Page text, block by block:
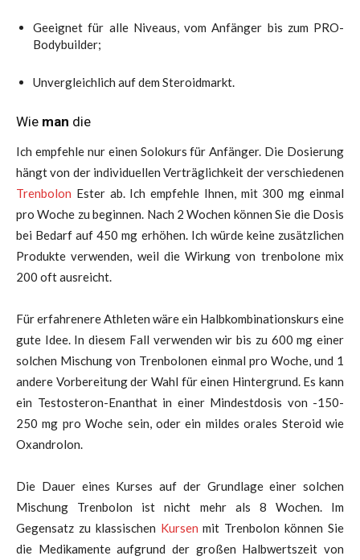
Geeignet für alle Niveaus, vom Anfänger bis zum PRO-
Bodybuilder;
Unvergleichlich auf dem Steroidmarkt.
Wie man die
Ich empfehle nur einen Solokurs für Anfänger. Die Dosierung
hängt von der individuellen Verträglichkeit der verschiedenen
Trenbolon Ester ab. Ich empfehle Ihnen, mit 300 mg einmal
pro Woche zu beginnen. Nach 2 Wochen können Sie die Dosis
bei Bedarf auf 450 mg erhöhen. Ich würde keine zusätzlichen
Produkte verwenden, weil die Wirkung von trenbolone mix
200 oft ausreicht.
Für erfahrenere Athleten wäre ein Halbkombinationskurs eine
gute Idee. In diesem Fall verwenden wir bis zu 600 mg einer
solchen Mischung von Trenbolonen einmal pro Woche, und 1
andere Vorbereitung der Wahl für einen Hintergrund. Es kann
ein Testosteron-Enanthat in einer Mindestdosis von -150-
250 mg pro Woche sein, oder ein mildes orales Steroid wie
Oxandrolon.
Die Dauer eines Kurses auf der Grundlage einer solchen
Mischung Trenbolon ist nicht mehr als 8 Wochen. Im
Gegensatz zu klassischen Kursen mit Trenbolon können Sie
die Medikamente aufgrund der großen Halbwertszeit von